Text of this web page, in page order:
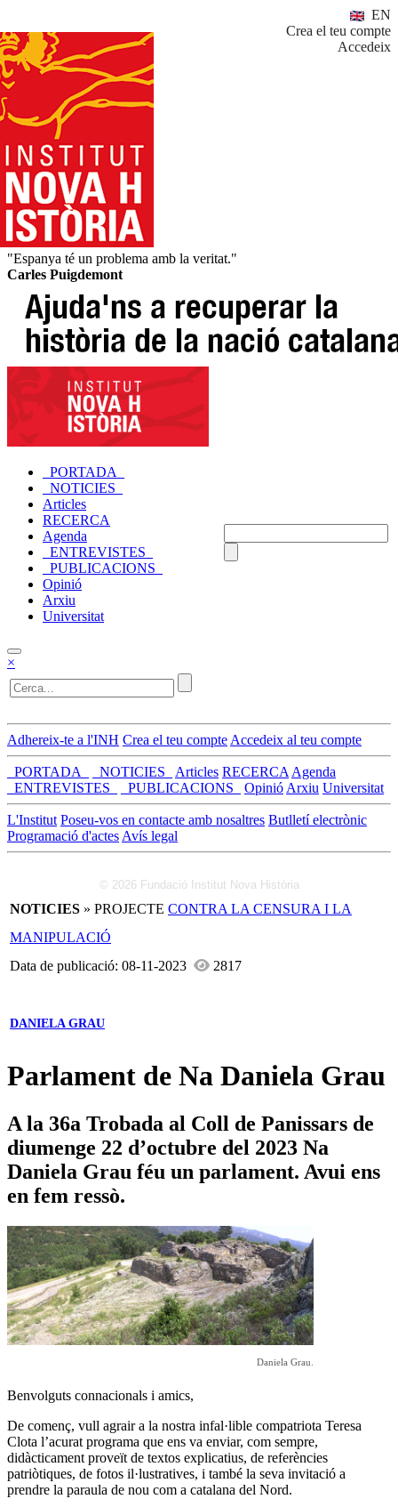
EN
Crea el teu compte
Accedeix
"Espanya té un problema amb la veritat."
Carles Puigdemont
_PORTADA_
_NOTICIES_
Articles
RECERCA
Agenda
_ENTREVISTES_
_PUBLICACIONS_
Opinió
Arxiu
Universitat
×
Adhereix-te a l'INH Crea el teu compte Accedeix al teu compte
_PORTADA_ _NOTICIES_ Articles RECERCA Agenda
_ENTREVISTES_
_PUBLICACIONS_ Opinió Arxiu Universitat
L'Institut Poseu-vos en contacte amb nosaltres Butlletí electrònic
Programació d'actes Avís legal
© 2026 Fundació Institut Nova Història
NOTICIES » PROJECTE CONTRA LA CENSURA I LA
MANIPULACIÓ
Data de publicació: 08-11-2023
2817
DANIELA GRAU
Parlament de Na Daniela Grau
A la 36a Trobada al Coll de Panissars de
diumenge 22 d’octubre del 2023 Na
Daniela Grau féu un parlament. Avui ens
en fem ressò.
Daniela Grau.
Benvolguts connacionals i amics,
De començ, vull agrair a la nostra infal·lible compatriota Teresa
Clota l’acurat programa que ens va enviar, com sempre,
didàcticament proveït de textos explicatius, de referències
patriòtiques, de fotos il·lustratives, i també la seva invitació a
prendre la paraula de nou com a catalana del Nord.